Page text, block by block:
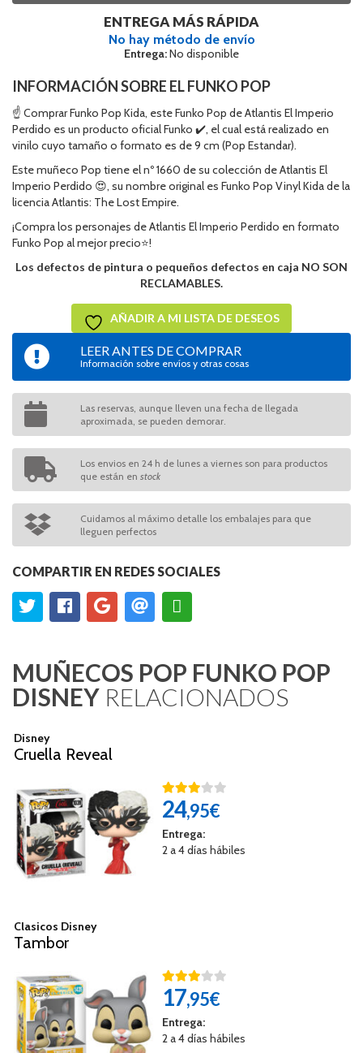
ENTREGA MÁS RÁPIDA
No hay método de envío
Entrega:No disponible
INFORMACIÓN SOBRE EL FUNKO POP
☝ Comprar Funko Pop Kida, este Funko Pop de Atlantis El Imperio
Perdido es un producto oficial Funko ✔️, el cual está realizado en
vinilo cuyo tamaño o formato es de 9 cm (Pop Estandar).
Este muñeco Pop tiene el nº 1660 de su colección de Atlantis El
Imperio Perdido 😍, su nombre original es Funko Pop Vinyl Kida de la
licencia Atlantis: The Lost Empire.
¡Compra los personajes de Atlantis El Imperio Perdido en formato
Funko Pop al mejor precio⭐!
Los defectos de pintura o pequeños defectos en caja NO SON
RECLAMABLES.
AÑADIR A MI LISTA DE DESEOS
LEER ANTES DE COMPRAR
Información sobre envíos y otras cosas
Las reservas, aunque lleven una fecha de llegada
aproximada, se pueden demorar.
Los envios en 24 h de lunes a viernes son para productos
que están en stock
Cuidamos al máximo detalle los embalajes para que
lleguen perfectos
COMPARTIR EN REDES SOCIALES
MUÑECOS POP FUNKO POP
DISNEY RELACIONADOS
Disney
Cruella Reveal
24,95€
Entrega:
2 a 4 días hábiles
Clasicos Disney
Tambor
17,95€
Entrega:
2 a 4 días hábiles